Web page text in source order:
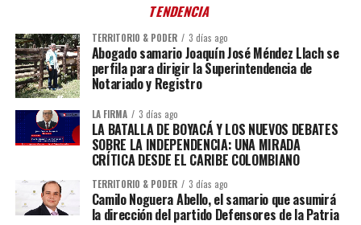
TENDENCIA
TERRITORIO & PODER 3 días ago
Abogado samario Joaquín José Méndez Llach se
perfila para dirigir la Superintendencia de
Notariado y Registro
LA FIRMA 3 días ago
LA BATALLA DE BOYACÁ Y LOS NUEVOS DEBATES
SOBRE LA INDEPENDENCIA: UNA MIRADA
CRÍTICA DESDE EL CARIBE COLOMBIANO
TERRITORIO & PODER 3 días ago
Camilo Noguera Abello, el samario que asumirá
la dirección del partido Defensores de la Patria